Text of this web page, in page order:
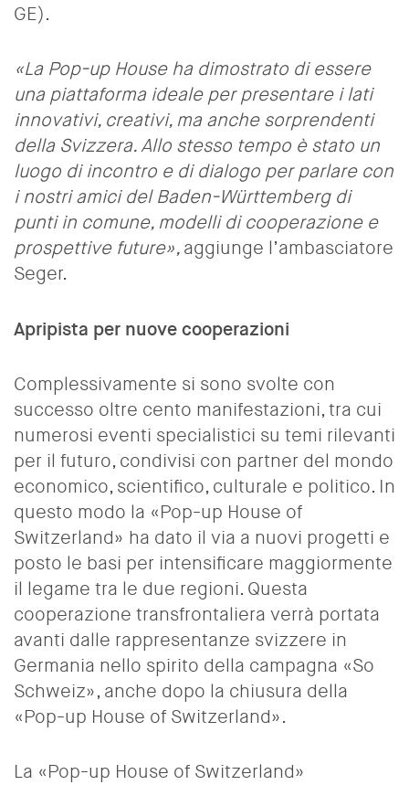
GE).
«La Pop-up House ha dimostrato di essere
una piattaforma ideale per presentare i lati
innovativi, creativi, ma anche sorprendenti
della Svizzera. Allo stesso tempo è stato un
luogo di incontro e di dialogo per parlare con
i nostri amici del Baden-Württemberg di
punti in comune, modelli di cooperazione e
prospettive future», aggiunge l’ambasciatore
Seger.
Apripista per nuove cooperazioni
Complessivamente si sono svolte con
successo oltre cento manifestazioni, tra cui
numerosi eventi specialistici su temi rilevanti
per il futuro, condivisi con partner del mondo
economico, scientifico, culturale e politico. In
questo modo la «Pop-up House of
Switzerland» ha dato il via a nuovi progetti e
posto le basi per intensificare maggiormente
il legame tra le due regioni. Questa
cooperazione transfrontaliera verrà portata
avanti dalle rappresentanze svizzere in
Germania nello spirito della campagna «So
Schweiz», anche dopo la chiusura della
«Pop-up House of Switzerland».
La «Pop-up House of Switzerland»